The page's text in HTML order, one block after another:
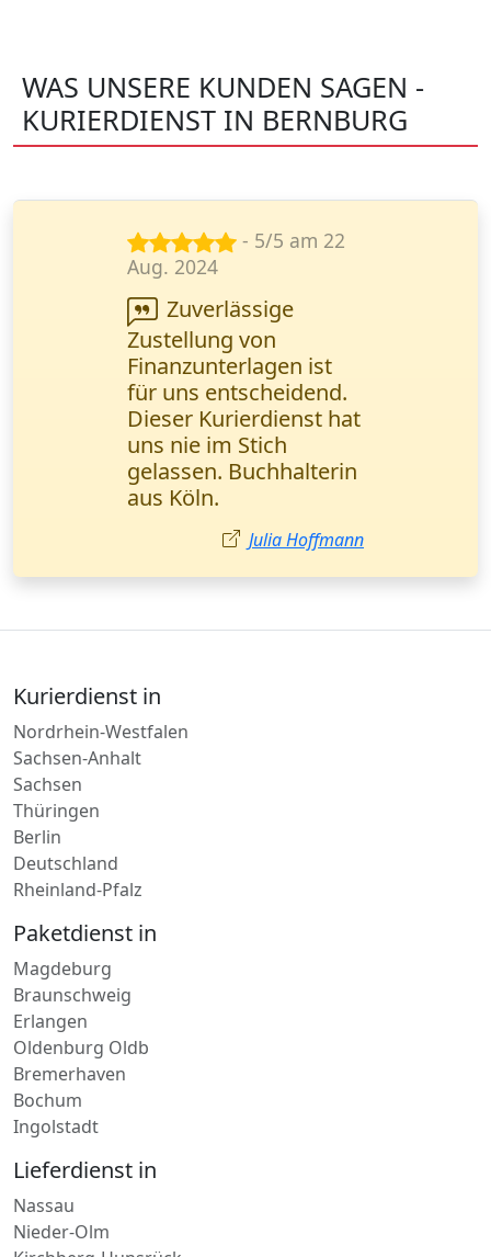
WAS UNSERE KUNDEN SAGEN -
KURIERDIENST IN BERNBURG
- 5/5 am 14
Nov. 2024
Wir arbeiten
regelmäßig mit diesem
Kurierdienst
zusammen. Schnelle
Lieferung und
transparente
Sendungsverfolgung -
genau das, was wir
brauchen. Herr Weber,
Logistikmanager
(München).
Kurierdienst in
Nordrhein-Westfalen
Sachsen-Anhalt
Sachsen
Thüringen
Deutschland
Rheinland-Pfalz
Paketdienst in
Magdeburg
Braunschweig
Erlangen
Oldenburg Oldb
Bochum
Ingolstadt
Lieferdienst in